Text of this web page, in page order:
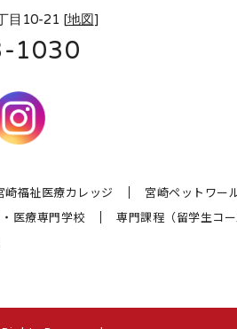
目10-21 [地図]
1030
崎福祉医療カレッジ
宮崎ペットワー
医療専門学校 専門課程（留学生コー